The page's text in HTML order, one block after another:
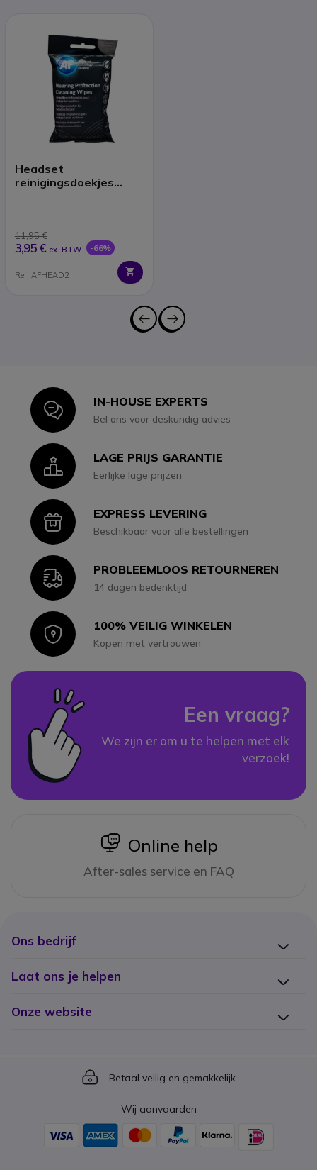
Headset
reinigingsdoekjes
11,95 €
3,95 € ex. BTW -66%
Ref: AFHEAD2
IconIN-HOUSE EXPERTS
Bel ons voor deskundig advies
IconLAGE PRIJS GARANTIE
Eerlijke lage prijzen
IconEXPRESS LEVERING
Beschikbaar voor alle bestellingen
IconPROBLEEMLOOS RETOURNEREN
14 dagen bedenktijd
Icon100% VEILIG WINKELEN
Kopen met vertrouwen
Een vraag?
We zijn er om u te helpen met elk
verzoek!
icon
Online help
After-sales service en FAQ
Ons bedrijf
Laat ons je helpen
Onze website
Icon
Betaal veilig en gemakkelijk
Wij aanvaarden